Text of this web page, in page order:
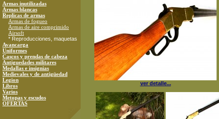
Armas inutilizadas
Armas blancas
Replicas de armas
Armas de fogueo
Armas de aire comprimido
Airsoft
* Reproducciones, maquetas
Avancarga
Uniformes
Cascos y prendas de cabeza
Antiguedades militares
Medallas e insignias
Medievales y de antigüedad
Legion
Libros
Varios
Metopas y escudos
OFERTAS
ver detalle...